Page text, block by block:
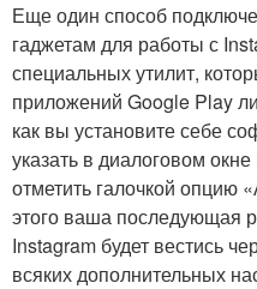
Еще один способ
гаджетам для работы с
специальных утилит,
приложений Google Play
как вы установите себе
указать в диалоговом
отметить галочкой опцию
этого ваша последующая
Instagram будет вестись
всяких дополнительных